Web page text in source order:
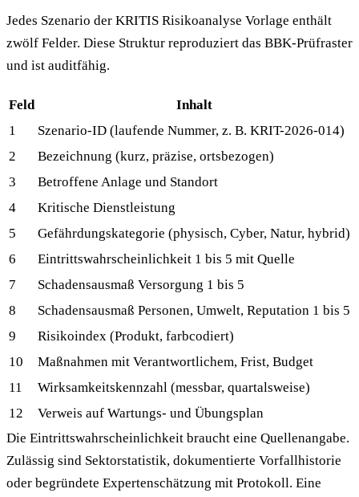
Jedes Szenario der KRITIS Risikoanalyse Vorlage enthält
zwölf Felder. Diese Struktur reproduziert das BBK-Prüfraster
und ist auditfähig.
Feld
Inhalt
1
Szenario-ID (laufende Nummer, z. B. KRIT-2026-014)
2
Bezeichnung (kurz, präzise, ortsbezogen)
3
Betroffene Anlage und Standort
4
Kritische Dienstleistung
5
Gefährdungskategorie (physisch, Cyber, Natur, hybrid)
6
Eintrittswahrscheinlichkeit 1 bis 5 mit Quelle
7
Schadensausmaß Versorgung 1 bis 5
8
Schadensausmaß Personen, Umwelt, Reputation 1 bis 5
9
Risikoindex (Produkt, farbcodiert)
10
Maßnahmen mit Verantwortlichem, Frist, Budget
11
Wirksamkeitskennzahl (messbar, quartalsweise)
12
Verweis auf Wartungs- und Übungsplan
Die Eintrittswahrscheinlichkeit braucht eine Quellenangabe.
Zulässig sind Sektorstatistik, dokumentierte Vorfallhistorie
oder begründete Expertenschätzung mit Protokoll. Eine